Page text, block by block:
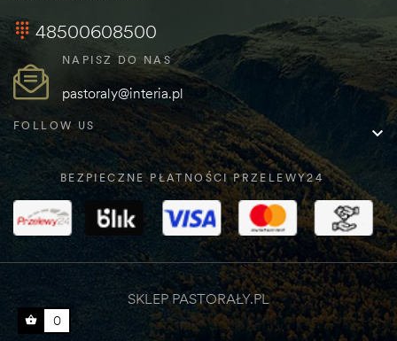
48500608500
NAPISZ DO NAS
pastoraly@interia.pl
FOLLOW US 
BEZPIECZNE PŁATNOŚCI PRZELEWY24
SKLEP PASTORAŁY.PL
0